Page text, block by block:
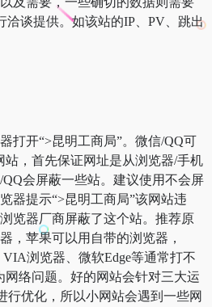
洽谈提供。如该站的IP、PV、跳出
打开“>昆明工商局”。微信/QQ可
站，首先保证网址是从浏览器/手机
会屏蔽一些站。建议使用不会屏
器提示“>昆明工商局”该网站违
览器厂商屏蔽了这个站。推荐原
，苹果可以用自带的浏览器，
浏览器、微软Edge等通常打不
网络问题。好的网站会针对三大运
行优化，所以小网站会遇到一些网